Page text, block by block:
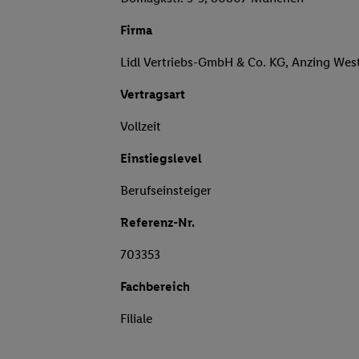
Firma
Lidl Vertriebs-GmbH & Co. KG, Anzing
Vertragsart
Vollzeit
Einstiegslevel
Berufseinsteiger
Referenz-Nr.
703353
Fachbereich
Filiale